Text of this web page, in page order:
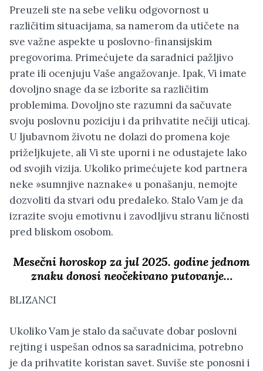
Preuzeli ste na sebe veliku odgovornost u
različitim situacijama, sa namerom da utičete na
sve važne aspekte u poslovno-finansijskim
pregovorima. Primećujete da saradnici pažljivo
prate ili ocenjuju Vaše angažovanje. Ipak, Vi imate
dovoljno snage da se izborite sa različitim
problemima. Dovoljno ste razumni da sačuvate
svoju poslovnu poziciju i da prihvatite nečiji uticaj.
U ljubavnom životu ne dolazi do promena koje
priželjkujete, ali Vi ste uporni i ne odustajete lako
od svojih vizija. Ukoliko primećujete kod partnera
neke »sumnjive naznake« u ponašanju, nemojte
dozvoliti da stvari odu predaleko. Stalo Vam je da
izrazite svoju emotivnu i zavodljivu stranu ličnosti
pred bliskom osobom.
Mesečni horoskop za jul 2025. godine jednom
znaku donosi neočekivano putovanje…
BLIZANCI
Ukoliko Vam je stalo da sačuvate dobar poslovni
rejting i uspešan odnos sa saradnicima, potrebno
je da prihvatite koristan savet. Suviše ste ponosni i